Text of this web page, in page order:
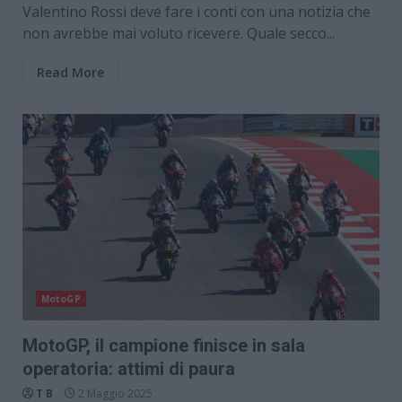
Valentino Rossi deve fare i conti con una notizia che
non avrebbe mai voluto ricevere. Quale secco...
Read More
MotoGP
MotoGP, il campione finisce in sala
operatoria: attimi di paura
T B 2 Maggio 2025